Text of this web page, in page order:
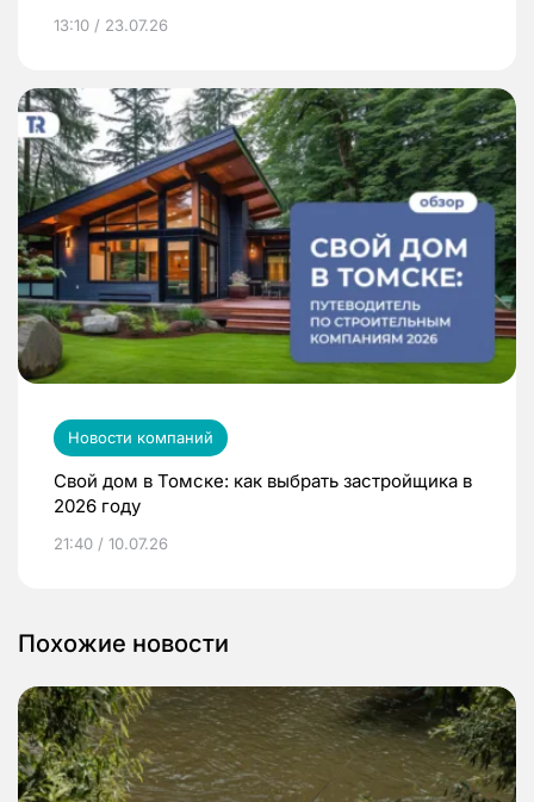
13:10 / 23.07.26
Новости компаний
Свой дом в Томске: как выбрать застройщика в
2026 году
21:40 / 10.07.26
Похожие новости